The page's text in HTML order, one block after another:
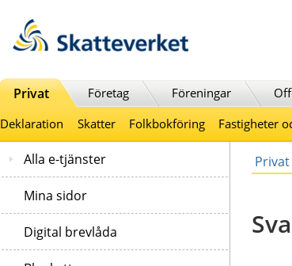
Privat Företag Föreningar
Deklaration
Skatter Folkbokföring Fastigheter
Alla e-tjänster
Mina sidor
Digital brevlåda
Privat